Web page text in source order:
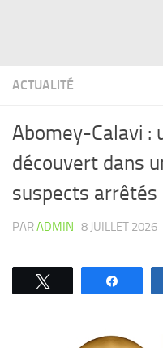
ACTUALITÉ
Abomey-Calavi :
découvert dans
suspects arrêtés
PARADMIN · 8 JUILLET 2026